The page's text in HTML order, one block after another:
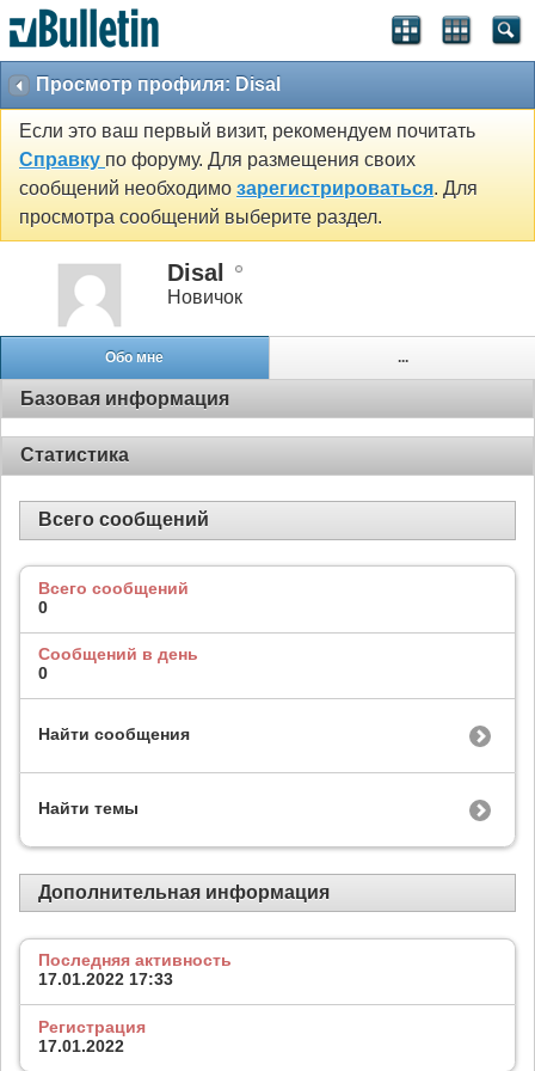
Просмотр профиля: Disal
Если это ваш первый визит, рекомендуем почитать
Справку по форуму. Для размещения своих
сообщений необходимо зарегистрироваться. Для
просмотра сообщений выберите раздел.
Disal
Новичок
Обо мне ...
Базовая информация
Статистика
Всего сообщений
Всего сообщений
0
Сообщений в день
0
Найти сообщения
Найти темы
Дополнительная информация
Последняя активность
17.01.2022 17:33
Регистрация
17.01.2022